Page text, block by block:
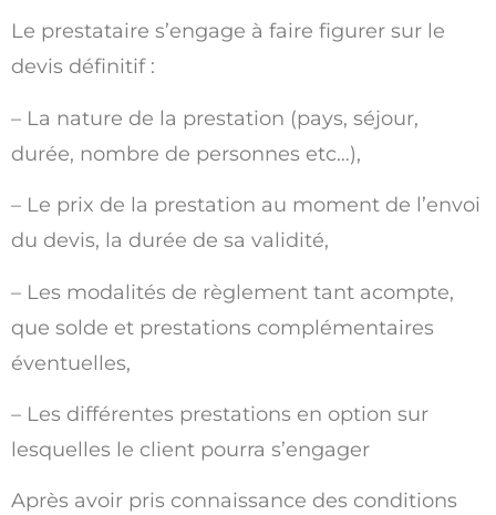
Le prestataire s’engage à faire figurer sur le
devis définitif :
– La nature de la prestation (pays, séjour,
durée, nombre de personnes etc…),
– Le prix de la prestation au moment de l’envoi
du devis, la durée de sa validité,
– Les modalités de règlement tant acompte,
que solde et prestations complémentaires
éventuelles,
– Les différentes prestations en option sur
lesquelles le client pourra s’engager
Après avoir pris connaissance des conditions